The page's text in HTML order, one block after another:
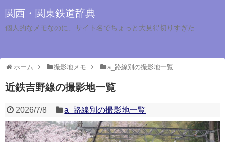
関西・関東鉄道辞典
個人的なメモなのに、サイト名でちょっと大見得切りすぎた
ホーム 撮影地メモ a_路線別の撮影地一覧
近鉄吉野線の撮影地一覧
2026/7/8 a_路線別の撮影地一覧